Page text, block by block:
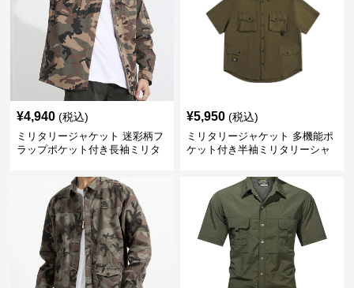
¥4,940 (税込)
ミリタリージャケット 迷彩柄フ
ラップポケット付き長袖ミリタ
¥5,950 (税込)
ミリタリージャケット 多機能ポ
ケット付き半袖ミリタリーシャ